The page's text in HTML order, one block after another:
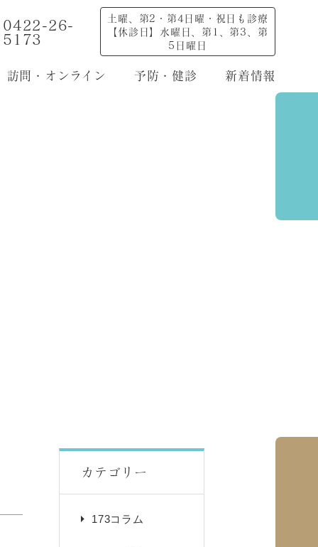
0422-26-
5173
土曜、第2・第4日曜・祝日も診療
【休診日】水曜日、第1、第3、第
5日曜日
訪問・オンライン 予防・健診 新着情報
カテゴリー
173コラム